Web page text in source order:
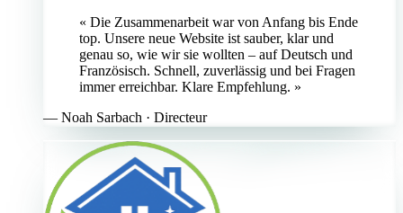
« Die Zusammenarbeit war von Anfang bis Ende
top. Unsere neue Website ist sauber, klar und
genau so, wie wir sie wollten – auf Deutsch und
Französisch. Schnell, zuverlässig und bei Fragen
immer erreichbar. Klare Empfehlung. »
— Noah Sarbach · Directeur